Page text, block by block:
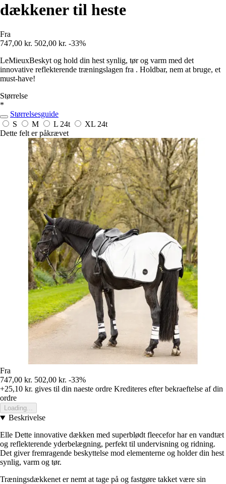
dækkener til heste
Fra
747,00 kr. 502,00 kr. -33%
LeMieuxBeskyt og hold din hest synlig, tør og varm med det
innovative reflekterende træningslagen fra . Holdbar, nem at bruge, et
must-have!
Størrelse
*
Størrelsesguide
S
M L 24t XL 24t
Dette felt er påkrævet
Fra
747,00 kr. 502,00 kr. -33%
+25,10 kr. gives til din naeste ordre Krediteres efter bekraeftelse af din
ordre
Loading...
Beskrivelse
Elle Dette innovative dækken med superblødt fleecefor har en vandtæt
og reflekterende yderbelægning, perfekt til undervisning og ridning.
Det giver fremragende beskyttelse mod elementerne og holder din hest
synlig, varm og tør.
Træningsdækkenet er nemt at tage på og fastgøre takket være sin